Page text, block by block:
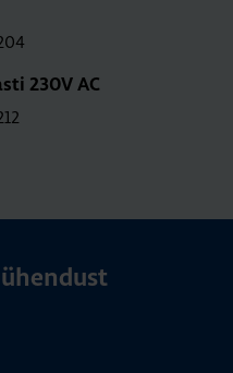
230V AC
ühendust